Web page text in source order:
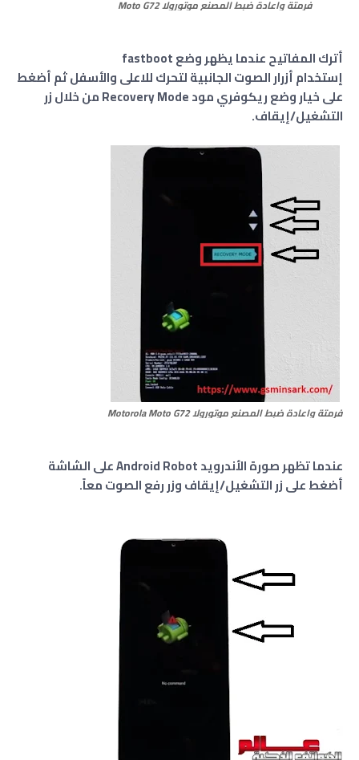
فرمتة واعادة ضبط المصنع موتورولاMoto G72
أترك المفاتيح عندما يظهر وضع fastboot
إستخدام أزرار الصوت الجانبية لتحرك للاعلى والأسفل ثم أضغط
على خيار وضع ريكوفري مود Recovery Mode من خلال زر
التشغيل/إيقاف.
فرمتة واعادة ضبط المصنع موتورولاMotorola Moto G72
عندما تظهر صورة الأندرويد Android Robot على الشاشة
أضغط على زر التشغيل/إيقاف وزر رفع الصوت معاً.